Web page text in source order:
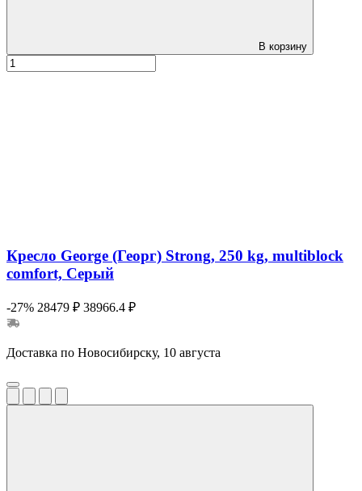
В корзину
Кресло George (Георг) Strong, 250 kg, multiblock
comfort, Серый
-27% 28479 ₽ 38966.4 ₽
Доставка по Новосибирску, 10 августа